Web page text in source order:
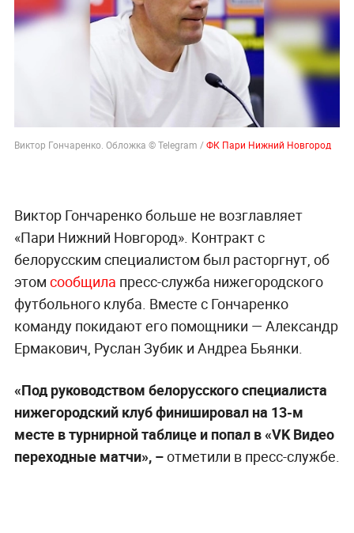
Виктор Гончаренко. Обложка © Telegram /ФК Пари Нижний Новгород
Виктор Гончаренко больше не возглавляет
«Пари Нижний Новгород». Контракт с
белорусским специалистом был расторгнут, об
этом сообщила пресс-служба нижегородского
футбольного клуба. Вместе с Гончаренко
команду покидают его помощники — Александр
Ермакович, Руслан Зубик и Андреа Бьянки.
«Под руководством белорусского специалиста
нижегородский клуб финишировал на 13-м
месте в турнирной таблице и попал в «VK Видео
переходные матчи», –отметили в пресс-службе.